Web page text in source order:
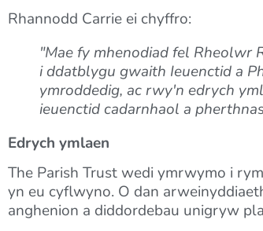
Rhannodd Carrie ei chyffro:
"Mae fy mhenodiad fel Rheolwr
i ddatblygu gwaith Ieuenctid a
ymroddedig, ac rwy'n edrych
ieuenctid cadarnhaol a
Edrych ymlaen
The Parish Trust wedi ymrwymo i
yn eu cyflwyno. O dan
anghenion a diddordebau unigryw